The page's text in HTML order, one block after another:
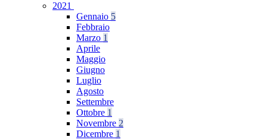
2021
Gennaio 5
Febbraio
Marzo 1
Aprile
Maggio
Giugno
Luglio
Agosto
Settembre
Ottobre 1
Novembre 2
Dicembre 1